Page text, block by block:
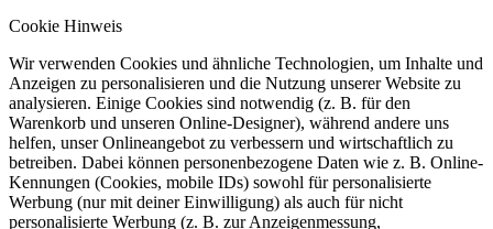
Cookie Hinweis
Wir verwenden Cookies und ähnliche Technologien, um Inhalte und
Anzeigen zu personalisieren und die Nutzung unserer Website zu
analysieren. Einige Cookies sind notwendig (z. B. für den
Warenkorb und unseren Online-Designer), während andere uns
helfen, unser Onlineangebot zu verbessern und wirtschaftlich zu
betreiben. Dabei können personenbezogene Daten wie z. B. Online-
Kennungen (Cookies, mobile IDs) sowohl für personalisierte
Werbung (nur mit deiner Einwilligung) als auch für nicht
personalisierte Werbung (z. B. zur Anzeigenmessung,